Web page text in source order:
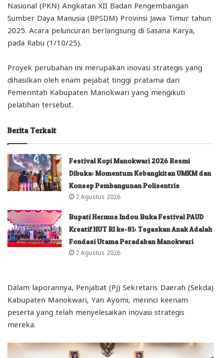
Nasional (PKN) Angkatan XII Badan Pengembangan
Sumber Daya Manusia (BPSDM) Provinsi Jawa Timur tahun
2025. Acara peluncuran berlangsung di Sasana Karya,
pada Rabu (1/10/25).
Proyek perubahan ini merupakan inovasi strategis yang
dihasilkan oleh enam pejabat tinggi pratama dari
Pemerintah Kabupaten Manokwari yang mengikuti
pelatihan tersebut.
Berita Terkait
Festival Kopi Manokwari 2026 Resmi
Dibuka: Momentum Kebangkitan UMKM dan
Konsep Pembangunan Polisentris
7 Agustus 2026
Bupati Hermus Indou Buka Festival PAUD
Kreatif HUT RI ke-81: Tegaskan Anak Adalah
Fondasi Utama Peradaban Manokwari
7 Agustus 2026
Dalam laporannya, Penjabat (Pj) Sekretaris Daerah (Sekda)
Kabupaten Manokwari, Yan Ayomi, merinci keenam
peserta yang telah menyelesaikan inovasi strategis
mereka.